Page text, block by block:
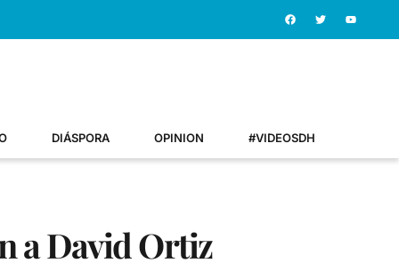
DIÁSPORA OPINION #VIDEOSDH
a David Ortiz